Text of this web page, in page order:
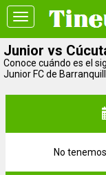
Toggle
navigation
Junior vs
Conoce cuándo es el
Junior FC de
No